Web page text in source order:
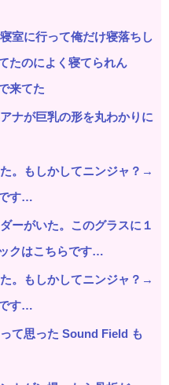
室に行って俺だけ寝落ちし
たのによく寝てられん
来てた
ナが巨乳の形を丸わかりに
。もしかしてニンジャ？→
す…
ーがいた。このグラスに１
クはこちらです…
。もしかしてニンジャ？→
す…
て思った Sound Field も